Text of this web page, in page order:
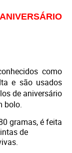
como
e são usados
de aniversário
bolo.
gramas, é feita
de